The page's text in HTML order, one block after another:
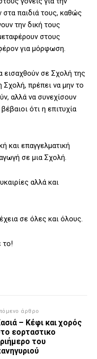
στα παιδιά τους, καθώς
την δική τους
στους
για μόρφωση.
εισαχθούν σε Σχολή της
πρέπει να μην το
αλλά να συνεχίσουν
ότι η επιτυχία
και επαγγελματική
σε μια Σχολή.
αλλά και
σε όλες και όλους.
το!
άρθρο
– Κέφι και χορός
εορταστικο
του